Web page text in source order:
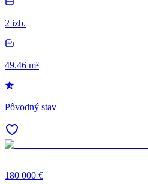
2 izb.
49.46 m²
Pôvodný stav
180 000 €